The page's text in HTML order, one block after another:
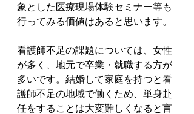
象とした医療現場体験セミナー等も
行ってみる価値はあると思います。
看護師不足の課題については、女性
が多く、地元で卒業・就職する方が
多いです。結婚して家庭を持つと看
護師不足の地域で働くため、単身赴
任をすることは大変難しくなると言